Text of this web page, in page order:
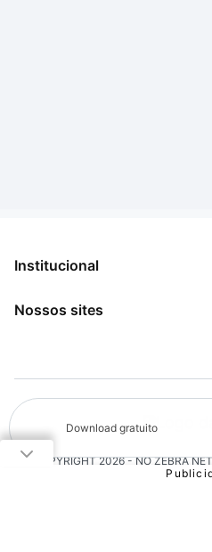
Download gratuito
Institucional
Sobre
Jobs
Solicitação de Exclusão de Dados
Nossos sites
Minha Série
Click Jogos
© COPYRIGHT2026- NO ZEBRA